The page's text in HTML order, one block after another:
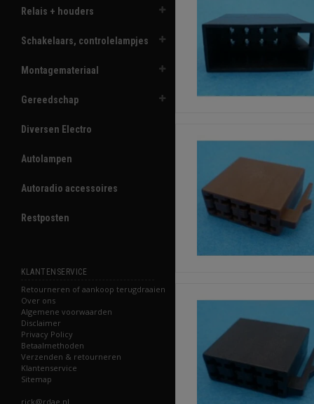
Relais + houders
Schakelaars, controlelampjes
Montagemateriaal
Gereedschap
Diversen Electro
Autolampen
Autoradio accessoires
Restposten
KLANTENSERVICE
Retourneren of aankoop terugdraaien
Over ons
Algemene voorwaarden
Disclaimer
Privacy Policy
Betaalmethoden
Verzenden & retourneren
Klantenservice
Sitemap
rick@rdae.nl